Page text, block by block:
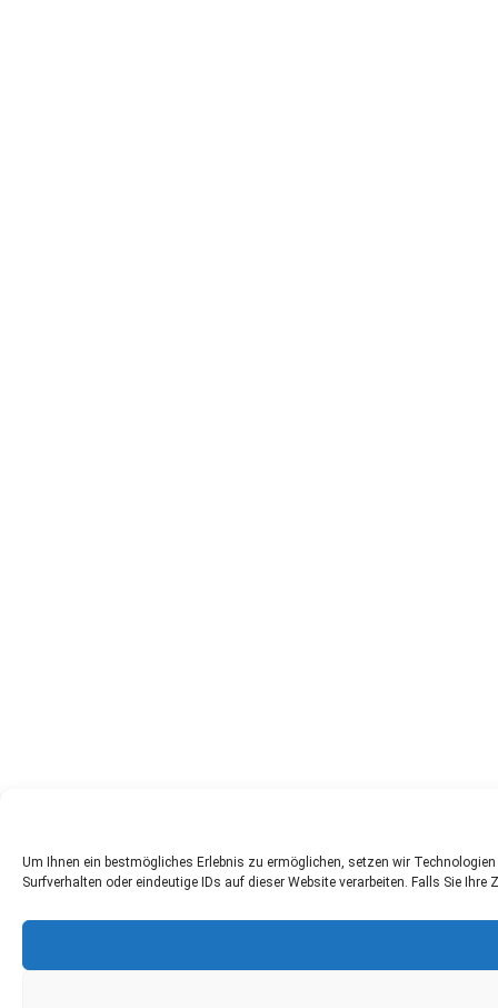
Um Ihnen ein bestmögliches Erlebnis zu ermöglichen, setzen wir
Surfverhalten oder eindeutige IDs auf dieser Website verarbeiten. Falls Sie